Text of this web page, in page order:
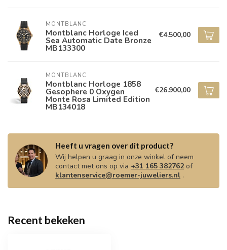
MONTBLANC
Montblanc Horloge Iced
Sea Automatic Date Bronze
MB133300
€4.500,00
MONTBLANC
Montblanc Horloge 1858
Gesophere 0 Oxygen
Monte Rosa Limited Edition
MB134018
€26.900,00
Heeft u vragen over dit product?
Wij helpen u graag in onze winkel of neem
contact met ons op via +31 165 382762of
klantenservice@roemer-juweliers.nl .
Recent bekeken